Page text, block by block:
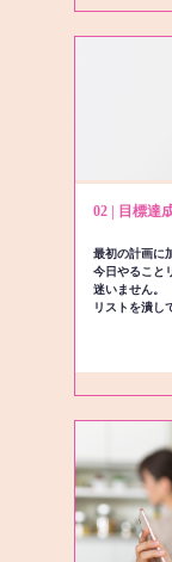
02 | 目標達
最初の計画に
今日やること
迷いません。
リストを潰し